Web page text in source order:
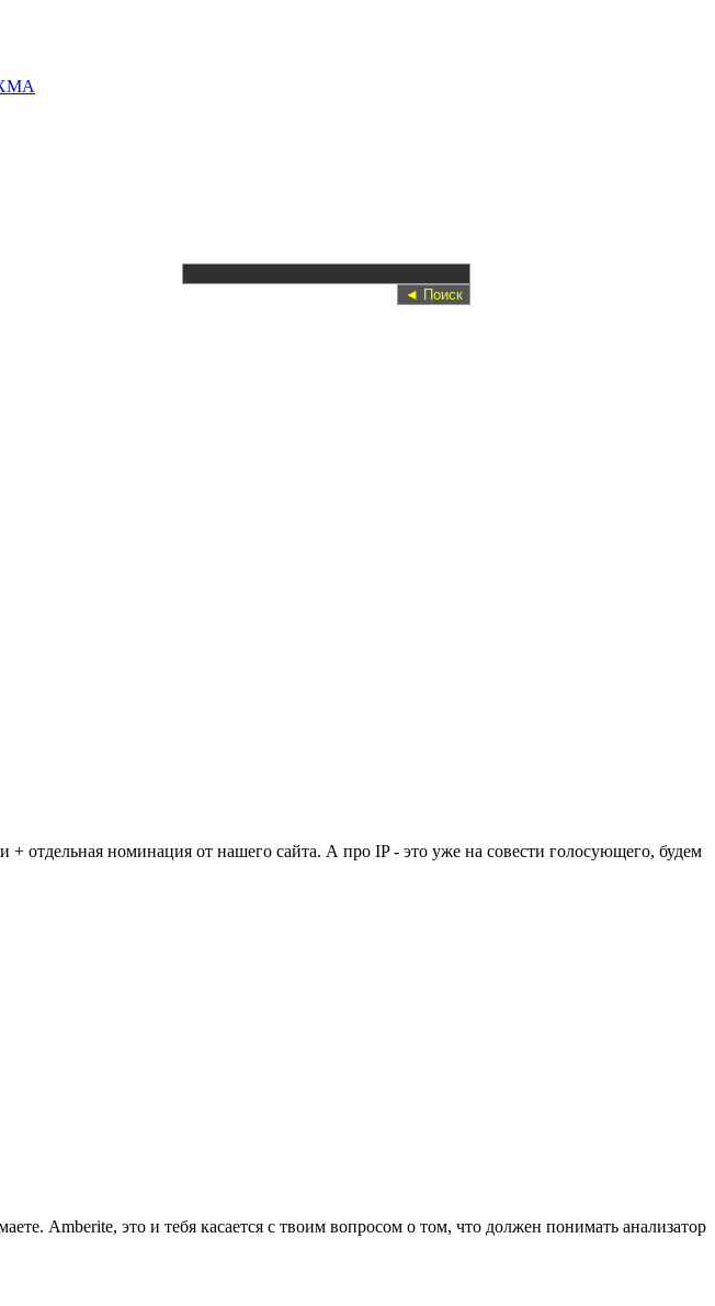
отдельная номинация от нашего сайта. А про IP - это уже на совести голосующего, будем
Amberite, это и тебя касается с твоим вопросом о том, что должен понимать анализатор